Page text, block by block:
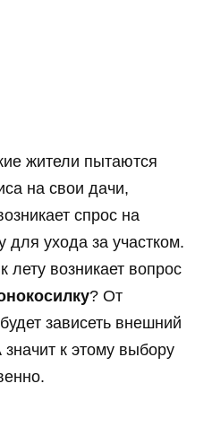
жители пытаются
на свои дачи,
спрос на
для ухода за участком.
лету возникает вопрос
? От
зависеть внешний
к этому выбору